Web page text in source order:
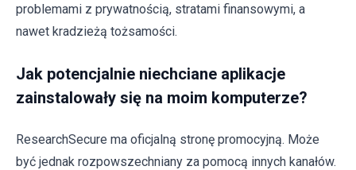
problemami z prywatnością, stratami finansowymi, a
nawet kradzieżą tożsamości.
Jak potencjalnie niechciane aplikacje
zainstalowały się na moim komputerze?
ResearchSecure ma oficjalną stronę promocyjną. Może
być jednak rozpowszechniany za pomocą innych kanałów.